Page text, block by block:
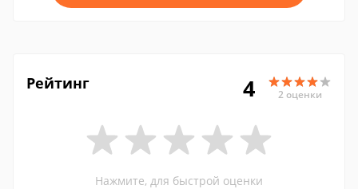
Рейтинг 4 2 оценки
Нажмите, для быстрой оценки